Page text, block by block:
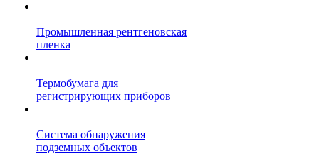
Промышленная рентгеновская
пленка
Термобумага для
регистрирующих приборов
Система обнаружения
подземных объектов